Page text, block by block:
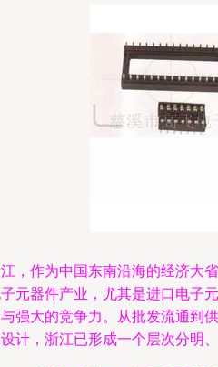
，作为中国东南沿海的经济大
元器件产业，尤其是进口电子
强大的竞争力。从批发流通到
计，浙江已形成一个层次分明